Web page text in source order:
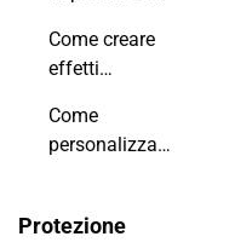
nel tuo
flipbook?
Come creare
effetti
tuoi libri?
Come
personalizzare
nel tuo
Protezione